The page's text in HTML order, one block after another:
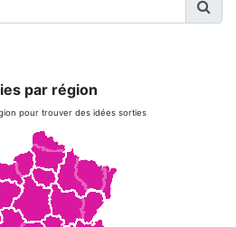
par région
pour trouver des idées sorties